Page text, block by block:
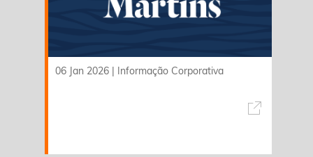
06 Jan 2026 | Informação Corporativa